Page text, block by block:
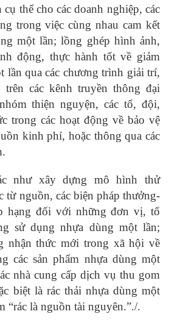
thể cho các doanh nghiệp, các
trong việc cùng nhau cam kết
một lần; lồng ghép hình ảnh,
động, thực hành tốt về giảm
lần qua các chương trình giải trí,
trên các kênh truyền thông đại
thiện nguyện, các tổ, đội,
trong các hoạt động về bảo vệ
kinh phí, hoặc thông qua các
như xây dựng mô hình thử
từ nguồn, các biện pháp thưởng-
hạng đối với những đơn vị, tổ
sử dụng nhựa dùng một lần;
nhận thức mới trong xã hội về
các sản phẩm nhựa dùng một
nhà cung cấp dịch vụ thu gom
biệt là rác thải nhựa dùng một
“rác là nguồn tài nguyên.”./.